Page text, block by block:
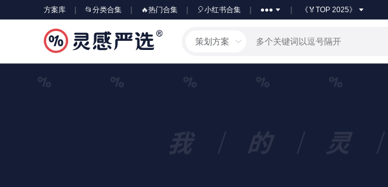
方案库 📂分类合集 🔥热门合集 🎈小红书合集 ●●● 《🏅TOP 2025》
策划方案